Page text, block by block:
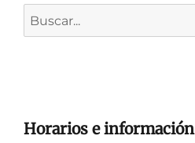
Horarios e información